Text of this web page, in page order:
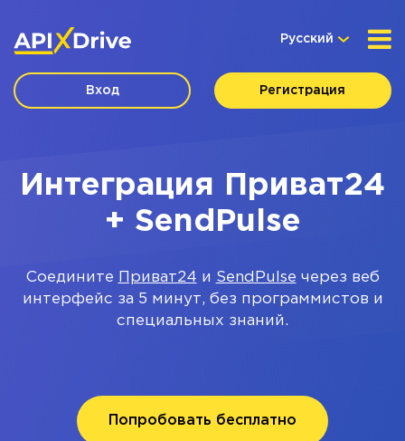
Русский
Вход Регистрация
Интеграция Приват24
+ SendPulse
Соедините Приват24 и SendPulse через веб
интерфейс за 5 минут, без программистов и
специальных знаний.
Попробовать бесплатно